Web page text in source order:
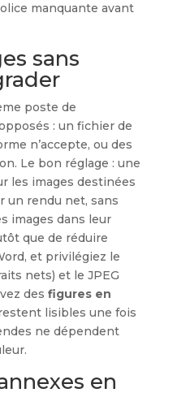
manquante avant
sans
poste de
: un fichier de
n’accepte, ou des
Le bon réglage : une
les images destinées
un rendu net, sans
images dans leur
que de réduire
et privilégiez le
nets) et le JPEG
des figures en
lisibles une fois
ne dépendent
en